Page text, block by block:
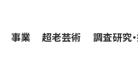
事業 超老芸術 調査研究